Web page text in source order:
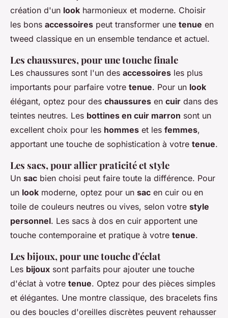
création d'un look harmonieux et moderne. Choisir
les bons accessoires peut transformer une tenue en
tweed classique en un ensemble tendance et actuel.
Les chaussures, pour une touche finale
Les chaussures sont l'un des accessoires les plus
importants pour parfaire votre tenue. Pour un look
élégant, optez pour des chaussures en cuir dans des
teintes neutres. Les bottines en cuir marron sont un
excellent choix pour les hommes et les femmes,
apportant une touche de sophistication à votre tenue.
Les sacs, pour allier praticité et style
Un sac bien choisi peut faire toute la différence. Pour
un look moderne, optez pour un sac en cuir ou en
toile de couleurs neutres ou vives, selon votre style
personnel. Les sacs à dos en cuir apportent une
touche contemporaine et pratique à votre tenue.
Les bijoux, pour une touche d'éclat
Les bijoux sont parfaits pour ajouter une touche
d'éclat à votre tenue. Optez pour des pièces simples
et élégantes. Une montre classique, des bracelets fins
ou des boucles d'oreilles discrètes peuvent rehausser